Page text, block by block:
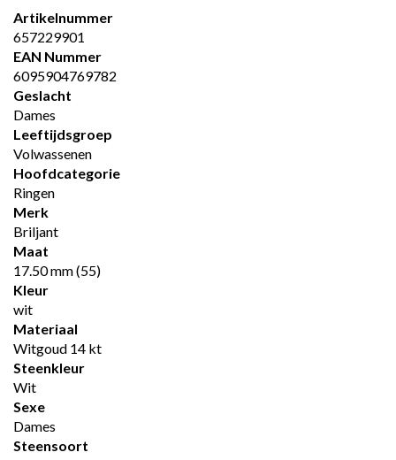
Artikelnummer
657229901
EAN Nummer
6095904769782
Geslacht
Dames
Leeftijdsgroep
Volwassenen
Hoofdcategorie
Ringen
Merk
Briljant
Maat
17.50 mm (55)
Kleur
wit
Materiaal
Witgoud 14 kt
Steenkleur
Wit
Sexe
Dames
Steensoort